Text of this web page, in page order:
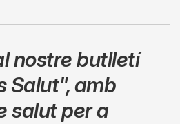
nostre butlletí
Salut",amb
salut per a